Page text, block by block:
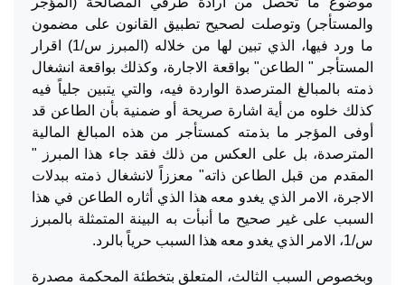
والمستأجر) وتوصلت لصحيح تطبيق القانون على مضمون
ما ورد فيها، الذي تبين لها من خلاله (المبرز س/1) اقرار
المستأجر " الطاعن" بواقعة الاجارة، وكذلك بواقعة انشغال
ذمته بالمبالغ المترصدة الواردة فيه، والتي يتبين جلياً فيه
كذلك خلوه من أية اشارة صريحة أو ضمنية بأن الطاعن قد
أوفى المؤجر ما بذمته كمستأجر من هذه المبالغ المالية
المترصدة، بل على العكس من ذلك فقد جاء هذا المبرز "
المقدم من قبل الطاعن ذاته" معززاً لانشغال ذمته ببدلات
الاجرة، الامر الذي يغدو معه هذا الذي أثاره الطاعن في هذا
السبب على غير صحيح ما أنبأت به البينة المتمثلة بالمبرز
س/1، الامر الذي يغدو معه هذا السبب حرياً بالرد.
وبخصوص السبب الثالث، المتعلق بتخطئة المحكمة مصدرة